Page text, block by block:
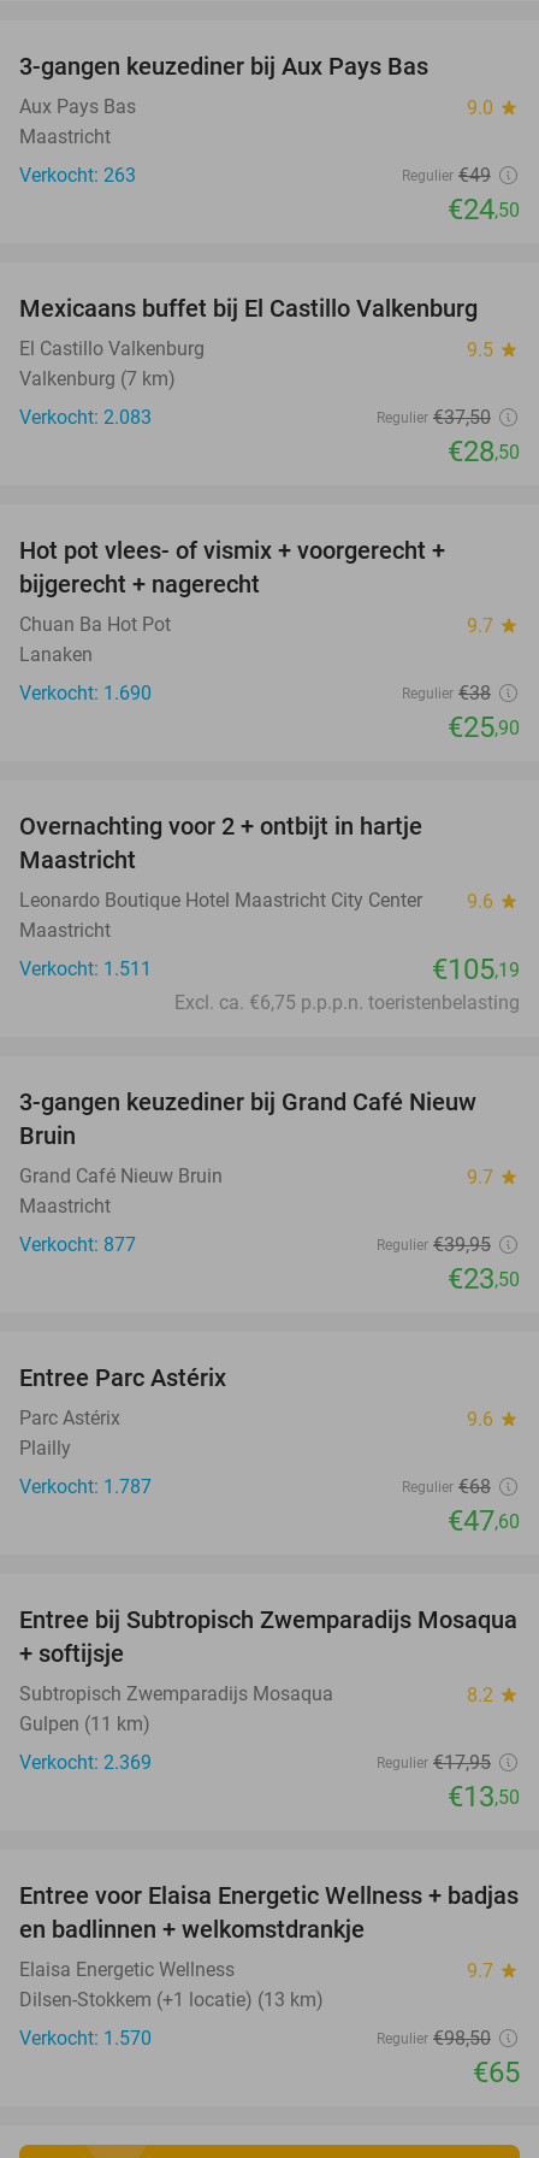
3-gangen keuzediner bij Aux Pays Bas
Aux Pays Bas 9.0 star
Maastricht
Verkocht: 263
Regulier €49
€24,50
24%
Mexicaans buffet bij El Castillo Valkenburg
El Castillo Valkenburg 9.5 star
Valkenburg (7 km)
Verkocht: 2.083
Regulier €37,50
€28,50
Hot pot vlees- of vismix + voorgerecht +
bijgerecht + nagerecht
Chuan Ba Hot Pot 9.7 star
Lanaken
Verkocht: 1.690
Regulier €38
€25,90
Overnachting voor 2 + ontbijt in hartje
Maastricht
Leonardo Boutique Hotel Maastricht City Center 9.6 star
Maastricht
Verkocht: 1.511
€105,19
Excl. ca. €6,75 p.p.p.n. toeristenbelasting
41%
3-gangen keuzediner bij Grand Café Nieuw
Bruin
Grand Café Nieuw Bruin 9.7 star
Maastricht
Verkocht: 877
Regulier €39,95
€23,50
Entree Parc Astérix
Parc Astérix 9.6 star
Plailly
Verkocht: 1.787
Regulier €68
€47,60
25%
Entree bij Subtropisch Zwemparadijs Mosaqua
+ softijsje
Subtropisch Zwemparadijs Mosaqua 8.2 star
Gulpen (11 km)
Verkocht: 2.369
Regulier €17,95
€13,50
34%
Entree voor Elaisa Energetic Wellness + badjas
en badlinnen + welkomstdrankje
Elaisa Energetic Wellness 9.7 star
Dilsen-Stokkem (+1 locatie) (13 km)
Verkocht: 1.570
Regulier €98,50
€65